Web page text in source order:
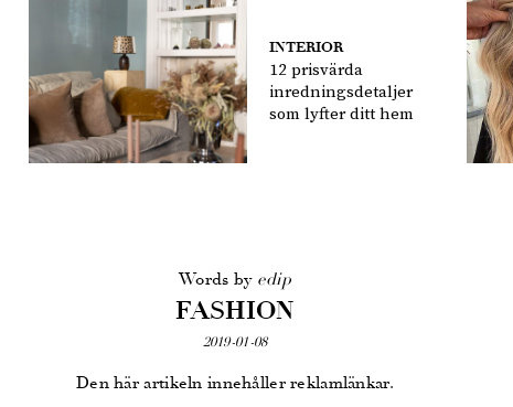
INTERIOR
12 prisvärda
inredningsdetaljer
som lyfter ditt hem
Words by edip
FASHION
2019-01-08
Den här artikeln innehåller reklamlänkar.